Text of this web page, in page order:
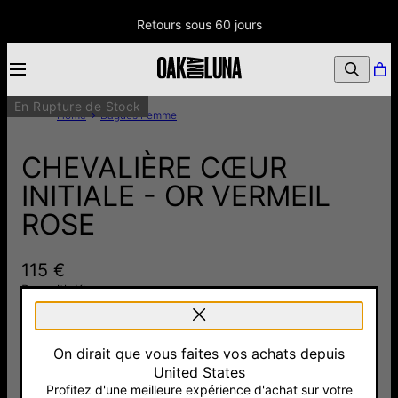
Retours sous 60 jours
En Rupture de Stock
Home Bagues Femme
CHEVALIÈRE CŒUR
INITIALE - OR VERMEIL
ROSE
115 €
Pay with Klarna
Or Vermeil
Or Vermeil
Or Jaune
On dirait que vous faites vos achats depuis
United States
Profitez d'une meilleure expérience d'achat sur votre